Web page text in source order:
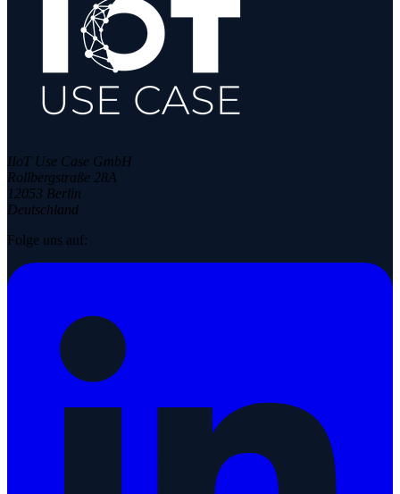
IIoT Use Case GmbH
Rollbergstraße 28A
12053 Berlin
Deutschland
Folge uns auf: